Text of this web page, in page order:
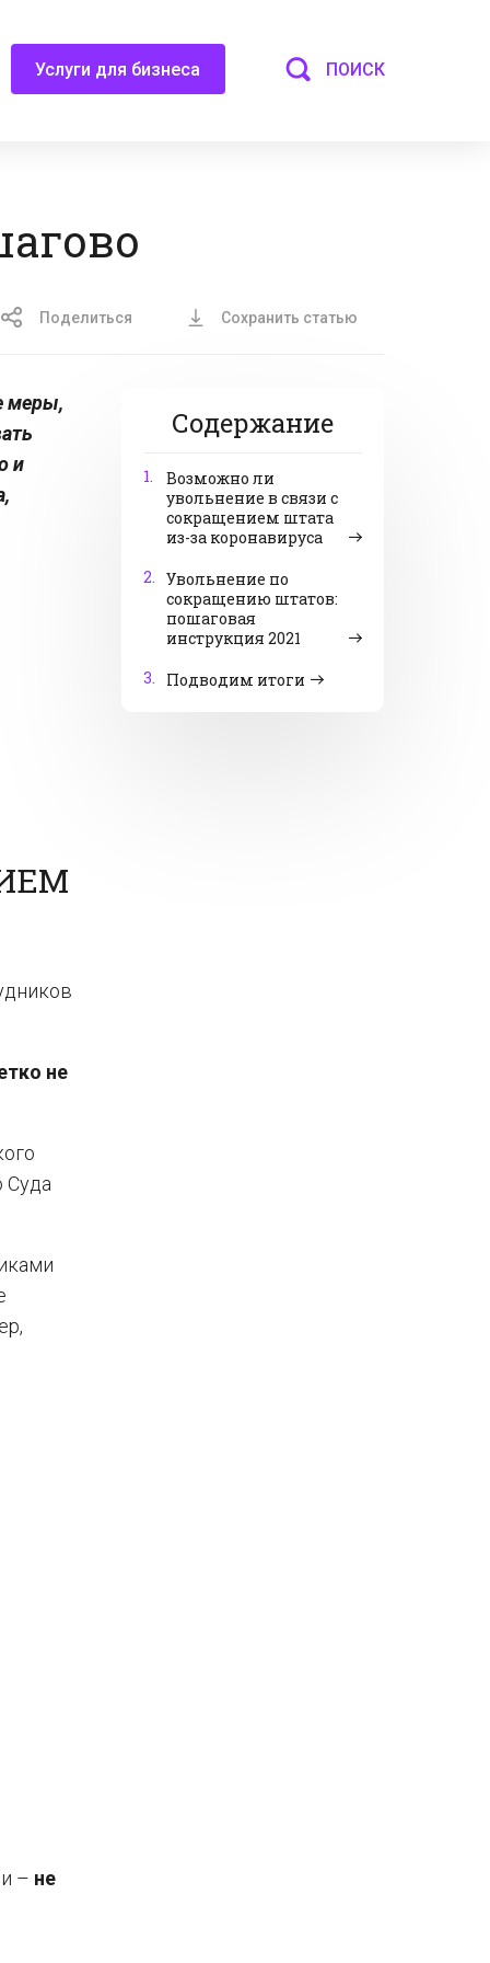
Услуги для бизнеса ПОИСК
Поделиться Сохранить статью
Содержание
1.
Возможно ли
увольнение в связи с
сокращением штата
из-за коронавируса
2. Увольнение по
сокращению штатов:
пошаговая
инструкция 2021
3.
Подводим итоги
меры,
и
не
Суда
– не